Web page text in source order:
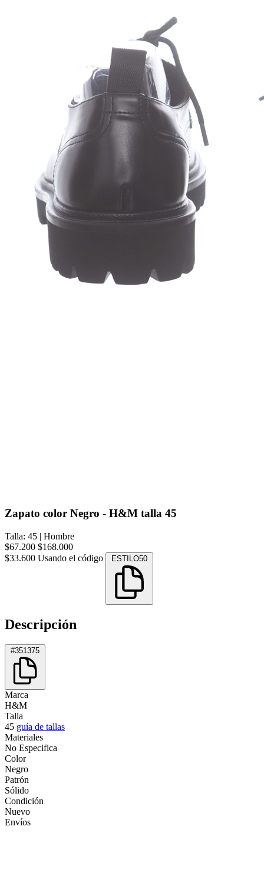
Zapato color Negro - H&M talla 45
Talla: 45 | Hombre
$67.200 $168.000
$33.600 Usando el código ESTILO50
Descripción
#351375
Marca
H&M
Talla
45 guía de tallas
Materiales
No Especifica
Color
Negro
Patrón
Sólido
Condición
Nuevo
Envíos